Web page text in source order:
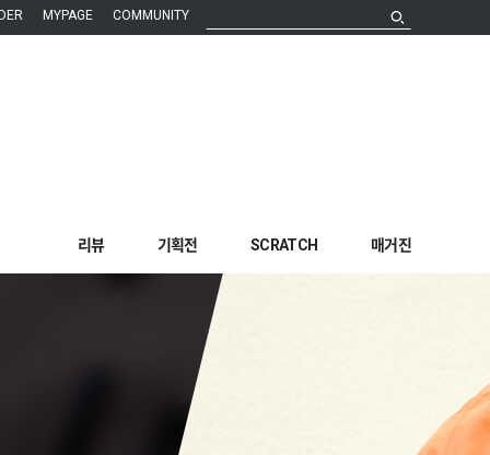
MYPAGE COMMUNITY
리뷰 기획전 SCRATCH 매거진